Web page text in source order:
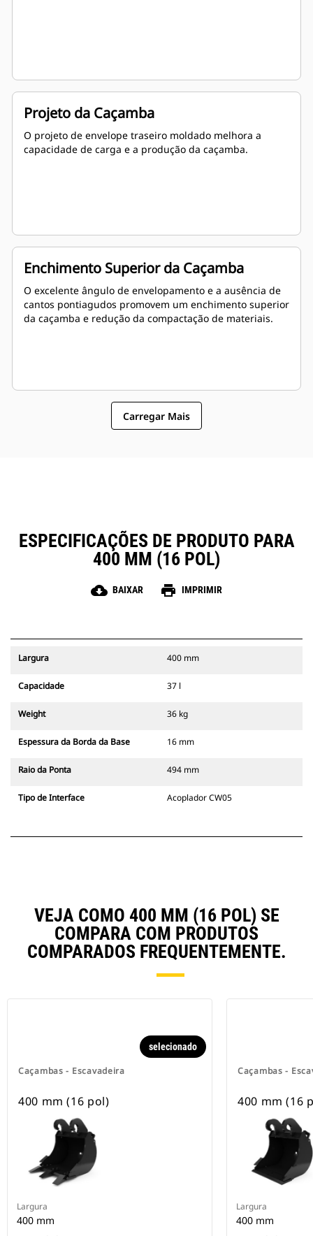
Projeto da Caçamba
O projeto de envelope traseiro moldado melhora a
capacidade de carga e a produção da caçamba.
Enchimento Superior da Caçamba
O excelente ângulo de envelopamento e a ausência de
cantos pontiagudos promovem um enchimento superior
da caçamba e redução da compactação de materiais.
Carregar Mais
ESPECIFICAÇÕES DE PRODUTO PARA
400 MM (16 POL)
cloud_download BAIXAR print IMPRIMIR
Largura 400 mm
Capacidade 37 l
Weight 36 kg
Espessura da Borda da Base 16 mm
Raio da Ponta 494 mm
Tipo de Interface Acoplador CW05
VEJA COMO 400 MM (16 POL) SE
COMPARA COM PRODUTOS
COMPARADOS FREQUENTEMENTE.
Caçambas - Escavadeira
selecionado
400 mm (16 pol)
Largura
400 mm
Caçambas -
400 mm (16
Largura
400 mm